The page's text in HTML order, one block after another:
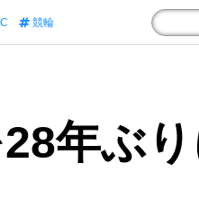
競輪
年ぶ